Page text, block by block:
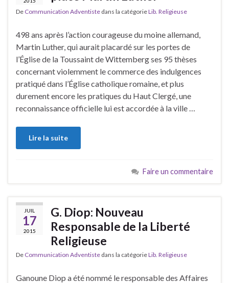
De Communication Adventiste dans la catégorieLib. Religieuse
498 ans après l’action courageuse du moine allemand,
Martin Luther, qui aurait placardé sur les portes de
l’Église de la Toussaint de Wittemberg ses 95 thèses
concernant violemment le commerce des indulgences
pratiqué dans l’Église catholique romaine, et plus
durement encore les pratiques du Haut Clergé, une
reconnaissance officielle lui est accordée à la ville …
Lire la suite
Faire un commentaire
JUIL
17
2015
G. Diop: Nouveau
Responsable de la Liberté
Religieuse
De Communication Adventiste dans la catégorieLib. Religieuse
Ganoune Diop a été nommé le responsable des Affaires